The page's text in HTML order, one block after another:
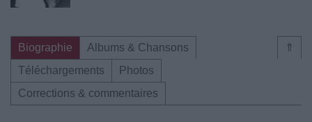
⇑
Biographie
Albums & Chansons
Téléchargements
Photos
Corrections & commentaires